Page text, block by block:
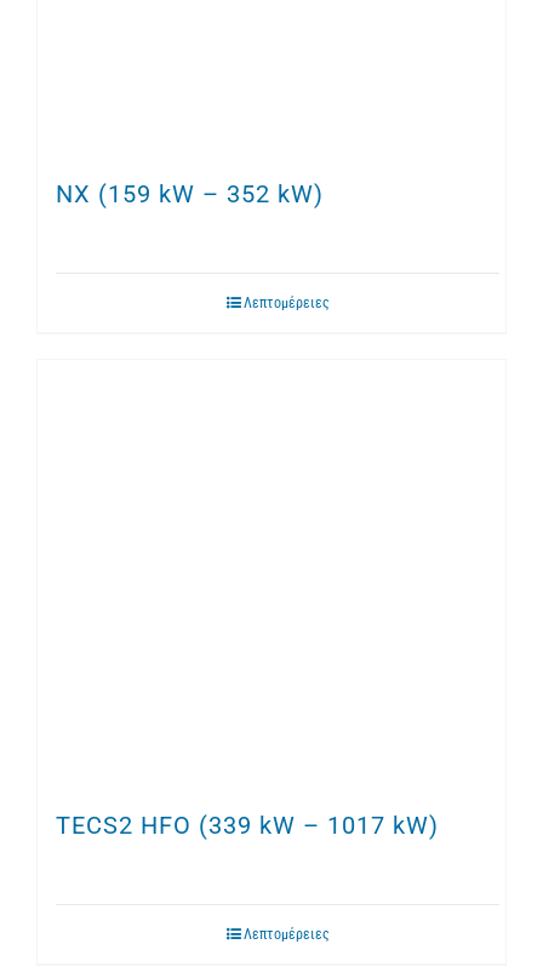
NX (159 kW – 352 kW)
Λεπτομέρειες
TECS2 HFO (339 kW – 1017 kW)
Λεπτομέρειες